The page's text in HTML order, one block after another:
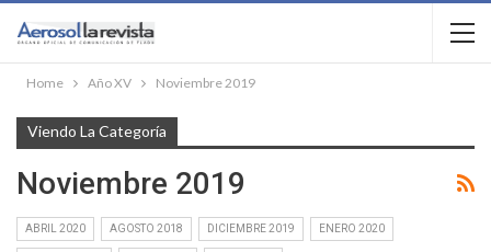
Home Año XV Noviembre 2019
Viendo La Categoría
Noviembre 2019
ABRIL 2020 AGOSTO 2018 DICIEMBRE 2019 ENERO 2020